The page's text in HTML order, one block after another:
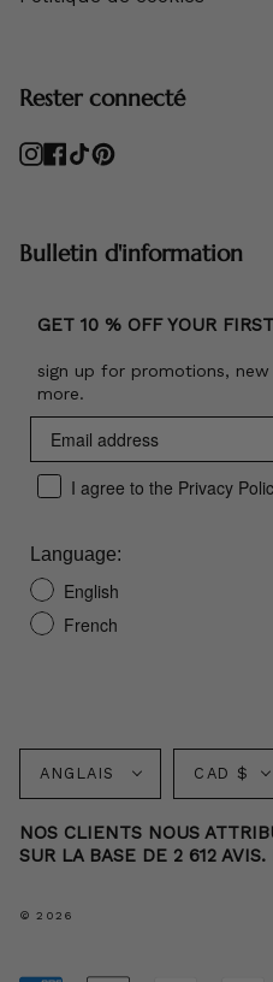
Rester connecté
Instagram
Facebook
TikTokPinterest
Bulletin d'information
GET 10 % OFF YOUR
sign up for promotions,
more.
I agree to the Privacy
Language:
English
French
Langue
ANGLAIS CAD $
NOS CLIENTS NOUS
SUR LA BASE DE 2 612
© 2026